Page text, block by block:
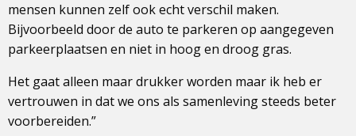
mensen kunnen zelf ook echt verschil maken.
Bijvoorbeeld door de auto te parkeren op aangegeven
parkeerplaatsen en niet in hoog en droog gras.
Het gaat alleen maar drukker worden maar ik heb er
vertrouwen in dat we ons als samenleving steeds beter
voorbereiden.”